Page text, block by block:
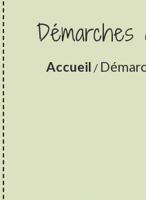
Démarches
Accueil /